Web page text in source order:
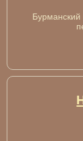
Бурманский